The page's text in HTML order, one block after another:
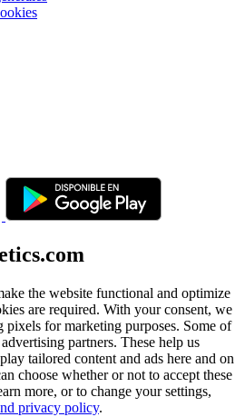
the website functional and optimize
are required. With your consent, we
pixels for marketing purposes. Some of
partners. These help us
tailored content and ads here and on
choose whether or not to accept these
more, or to change your settings,
privacy policy.